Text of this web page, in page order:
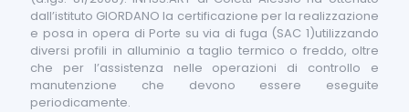
dall’istituto GIORDANO la certificazione per la realizzazione
e posa in opera di Porte su via di fuga (SAC 1)utilizzando
diversi profili in alluminio a taglio termico o freddo, oltre
che per l’assistenza nelle operazioni di controllo e
manutenzione che devono essere eseguite
periodicamente.